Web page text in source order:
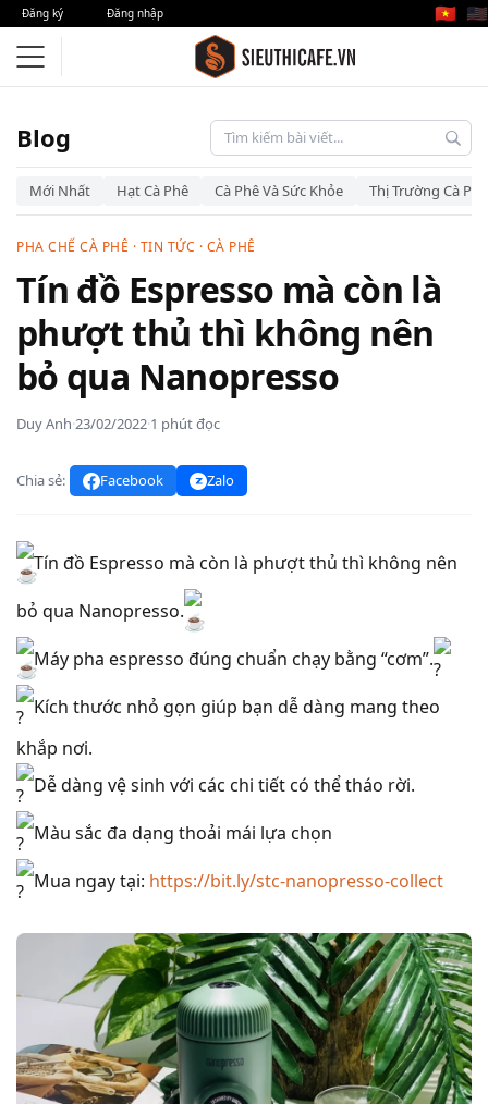
Đăng ký Đăng nhập 🇻🇳 🇺🇸
Blog
Mới Nhất Hạt Cà Phê Cà Phê Và Sức Khỏe Thị Trường Cà Phê
PHA CHẾ CÀ PHÊ · TIN TỨC · CÀ PHÊ
Tín đồ Espresso mà còn là
phượt thủ thì không nên
bỏ qua Nanopresso
Duy Anh·23/02/2022·1 phút đọc
Chia sẻ: Facebook Zalo
Tín đồ Espresso mà còn là phượt thủ thì không nên
bỏ qua Nanopresso.
Máy pha espresso đúng chuẩn chạy bằng “cơm”.
Kích thước nhỏ gọn giúp bạn dễ dàng mang theo
khắp nơi.
Dễ dàng vệ sinh với các chi tiết có thể tháo rời.
Màu sắc đa dạng thoải mái lựa chọn
Mua ngay tại: https://bit.ly/stc-nanopresso-collect